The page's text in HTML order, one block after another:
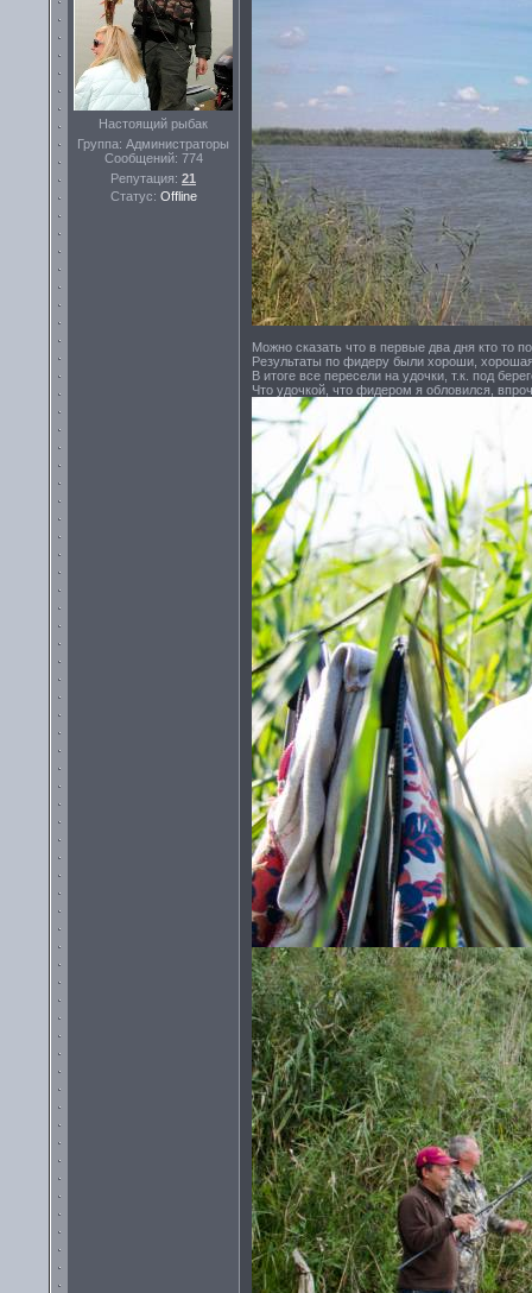
Настоящий рыбак
Группа: Администраторы
Сообщений: 774
Репутация: 21
Статус: Offline
Можно сказать что в первые два дня кто то
Результаты по фидеру были хороши,
В итоге все пересели на удочки, т.к. под
Что удочкой, что фидером я обловился,